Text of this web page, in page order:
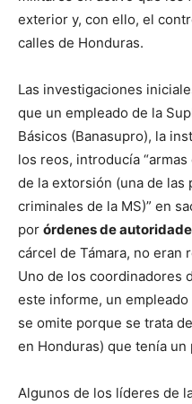
exterior y, con ello, el
calles de Honduras.
Las investigaciones
que un empleado de la
Básicos (Banasupro), la
los reos, introducía
de la extorsión (una de las
criminales de la MS)” en
por órdenes de
cárcel de Támara, no eran
Uno de los coordinadores
este informe, un empleado
se omite porque se trata
en Honduras) que tenía un
Algunos de los líderes de